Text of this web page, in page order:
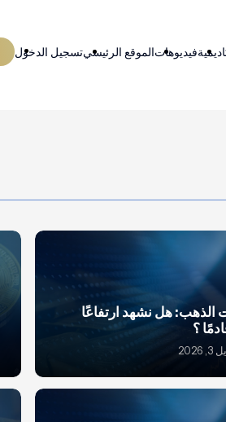
فيديوهاتالموقع الرئيسيتسجيل الدخول
الذهب: هل نشهد ارتفاعًا
؟
2026